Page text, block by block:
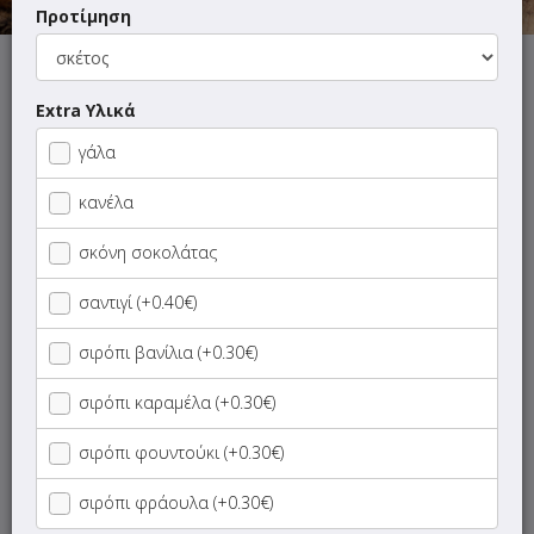
Αυτή τη στιγμή το κατάστημα δεν εξυπηρετεί παραγγελίες.
Γρήγορη
αναζήτηση
προϊόντος...
Καφέδες - Ροφήματα
Σφολιάτες
Σάντουιτς
Προτίμηση
Extra Υλικά
γάλα
κανέλα
σκόνη σοκολάτας
σαντιγί (+0.40€)
σιρόπι βανίλια (+0.30€)
σιρόπι καραμέλα (+0.30€)
σιρόπι φουντούκι (+0.30€)
σιρόπι φράουλα (+0.30€)